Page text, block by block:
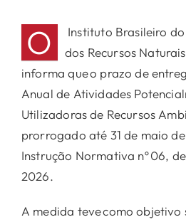
PERGUNTAS E RESPOSTAS
FALE CONOSCO
O
Instituto Brasileiro
dos Recursos
informa que o prazo de
Anual de Atividades
Utilizadoras de Recursos
prorrogado até 31 de maio
Instrução Normativa nº 06,
2026.
A medida teve como objetivo